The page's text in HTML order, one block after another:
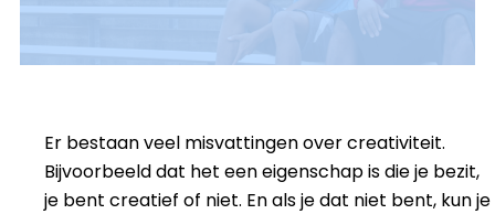
Er bestaan veel misvattingen over creativiteit.
Bijvoorbeeld dat het een eigenschap is die je bezit,
je bent creatief of niet. En als je dat niet bent, kun je